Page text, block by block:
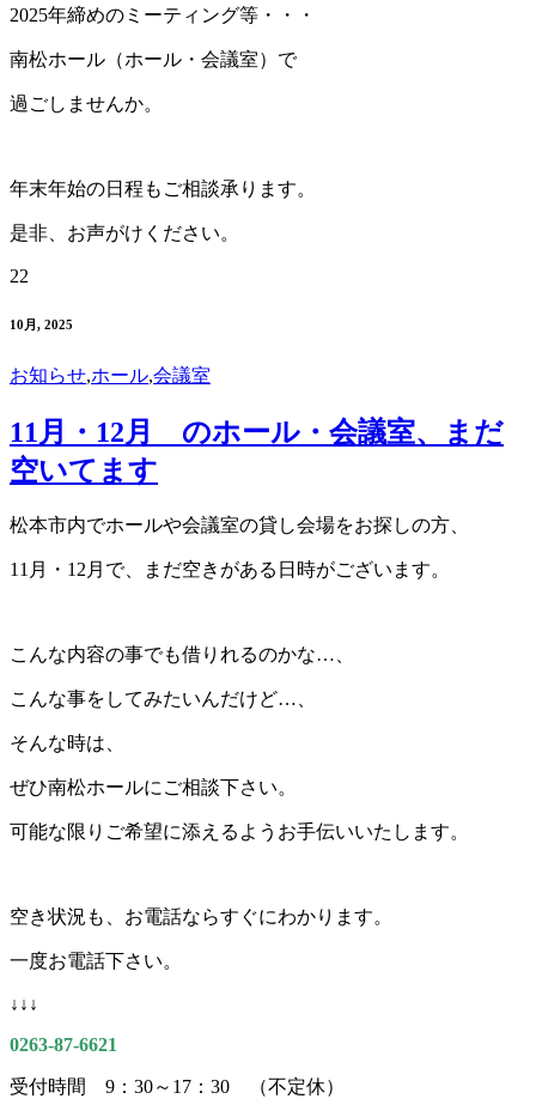
2025年締めのミーティング等・・・
南松ホール（ホール・会議室）で
過ごしませんか。
年末年始の日程もご相談承ります。
是非、お声がけください。
22
10月, 2025
お知らせ,ホール,会議室
11月・12月 のホール・会議室、まだ
空いてます
松本市内でホールや会議室の貸し会場をお探しの方、
11月・12月で、まだ空きがある日時がございます。
こんな内容の事でも借りれるのかな…、
こんな事をしてみたいんだけど…、
そんな時は、
ぜひ南松ホールにご相談下さい。
可能な限りご希望に添えるようお手伝いいたします。
空き状況も、お電話ならすぐにわかります。
一度お電話下さい。
↓↓↓
0263-87-6621
受付時間 9：30～17：30 （不定休）